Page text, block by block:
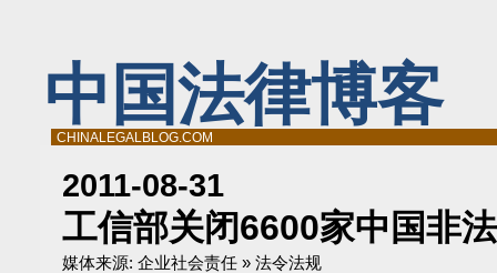
中国法律博客
CHINALEGALBLOG.COM
2011-08-31
工信部关闭6600家中国非
媒体来源: 企业社会责任 » 法令法规